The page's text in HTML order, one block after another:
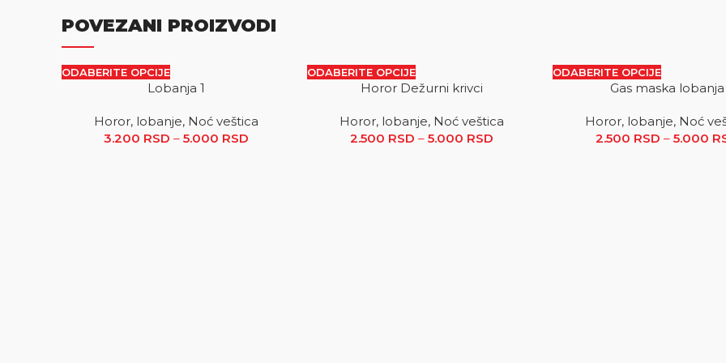
POVEZANI PROIZVODI
ODABERITE OPCIJE
Lobanja 1
Horor, lobanje, Noć veštica
3.200 RSD – 5.000 RSD Raspon cena: od 3.200 RSD do 5.000 RSD
ODABERITE OPCIJE
Horor Dežurni krivci
Horor, lobanje, Noć veštica
2.500 RSD – 5.000 RSD Raspon cena: od 2.500 RSD do 5.000
ODABERITE OPCIJE
Gas maska lobanja
Horor, lobanje, Noć
2.500 RSD – 5.000